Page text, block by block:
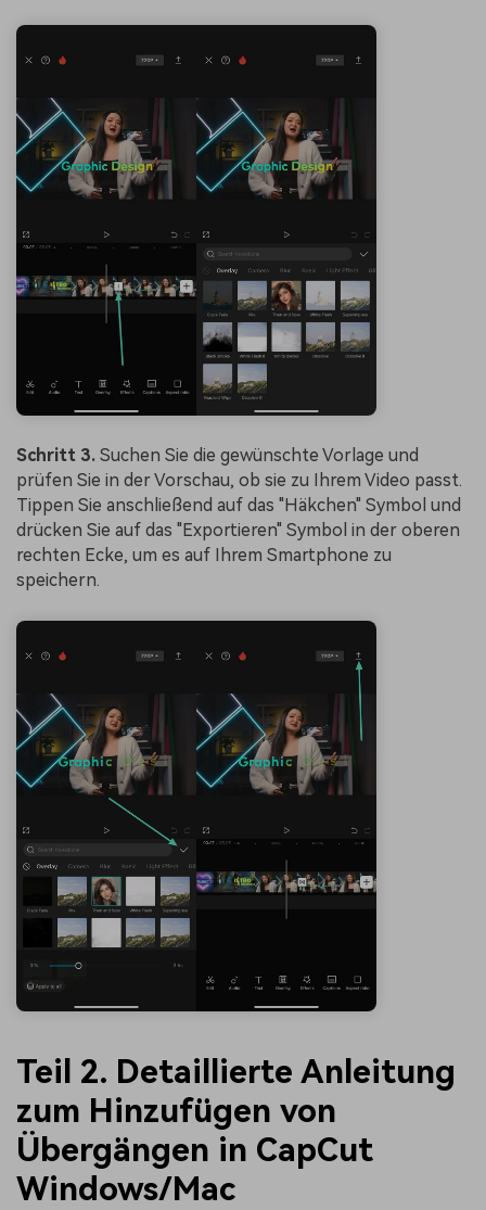
Schritt 3. Suchen Sie die gewünschte Vorlage und
prüfen Sie in der Vorschau, ob sie zu Ihrem Video passt.
Tippen Sie anschließend auf das "Häkchen" Symbol und
drücken Sie auf das "Exportieren" Symbol in der oberen
rechten Ecke, um es auf Ihrem Smartphone zu
speichern.
Teil 2. Detaillierte Anleitung
zum Hinzufügen von
Übergängen in CapCut
Windows/Mac